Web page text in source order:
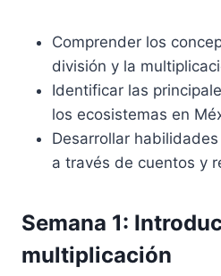
Comprender los
división y la
Identificar las
los ecosistemas en
Desarrollar
a través de cuentos y
Semana 1:
multiplicación